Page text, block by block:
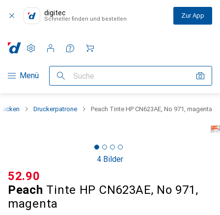
digitec
Schneller finden und bestellen Zur App
Navigation nach Kategorien
Menü Suche
Einstellungen
Kundenkonto
Vergleichslisten
Merklisten
Warenkorb
Druckerpatrone Peach Tinte HP CN623AE, No 971, magenta
4 Bilder
Peach Tinte HP CN623AE, No 971,
magenta
CHF
52.90